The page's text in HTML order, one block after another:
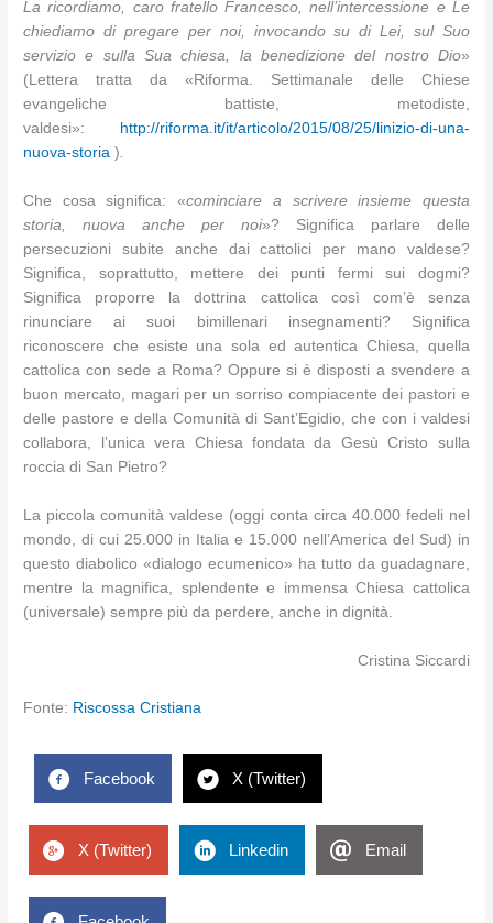
La ricordiamo, caro fratello Francesco, nell’intercessione e Le
chiediamo di pregare per noi, invocando su di Lei, sul Suo
servizio e sulla Sua chiesa, la benedizione del nostro Dio»
(Lettera tratta da «Riforma. Settimanale delle Chiese
evangeliche battiste, metodiste,
valdesi»:
http://riforma.it/it/articolo/2015/08/25/linizio-di-una-
nuova-storia )
Che cosa significa: «cominciare a scrivere insieme questa
storia, nuova anche per noi»? Significa parlare delle
persecuzioni subite anche dai cattolici per mano valdese?
Significa, soprattutto, mettere dei punti fermi sui dogmi?
Significa proporre la dottrina cattolica così com’è senza
rinunciare ai suoi bimillenari insegnamenti? Significa
riconoscere che esiste una sola ed autentica Chiesa, quella
cattolica con sede a Roma? Oppure si è disposti a svendere a
buon mercato, magari per un sorriso compiacente dei pastori e
delle pastore e della Comunità di Sant’Egidio, che con i valdesi
collabora, l’unica vera Chiesa fondata da Gesù Cristo sulla
roccia di San Pietro?
La piccola comunità valdese (oggi conta circa 40.000 fedeli nel
mondo, di cui 25.000 in Italia e 15.000 nell’America del Sud) in
questo diabolico «dialogo ecumenico» ha tutto da guadagnare,
mentre la magnifica, splendente e immensa Chiesa cattolica
(universale) sempre più da perdere, anche in dignità.
Cristina Siccardi
Fonte: Riscossa Cristiana
Facebook X (Twitter)
X (Twitter) Linkedin Email